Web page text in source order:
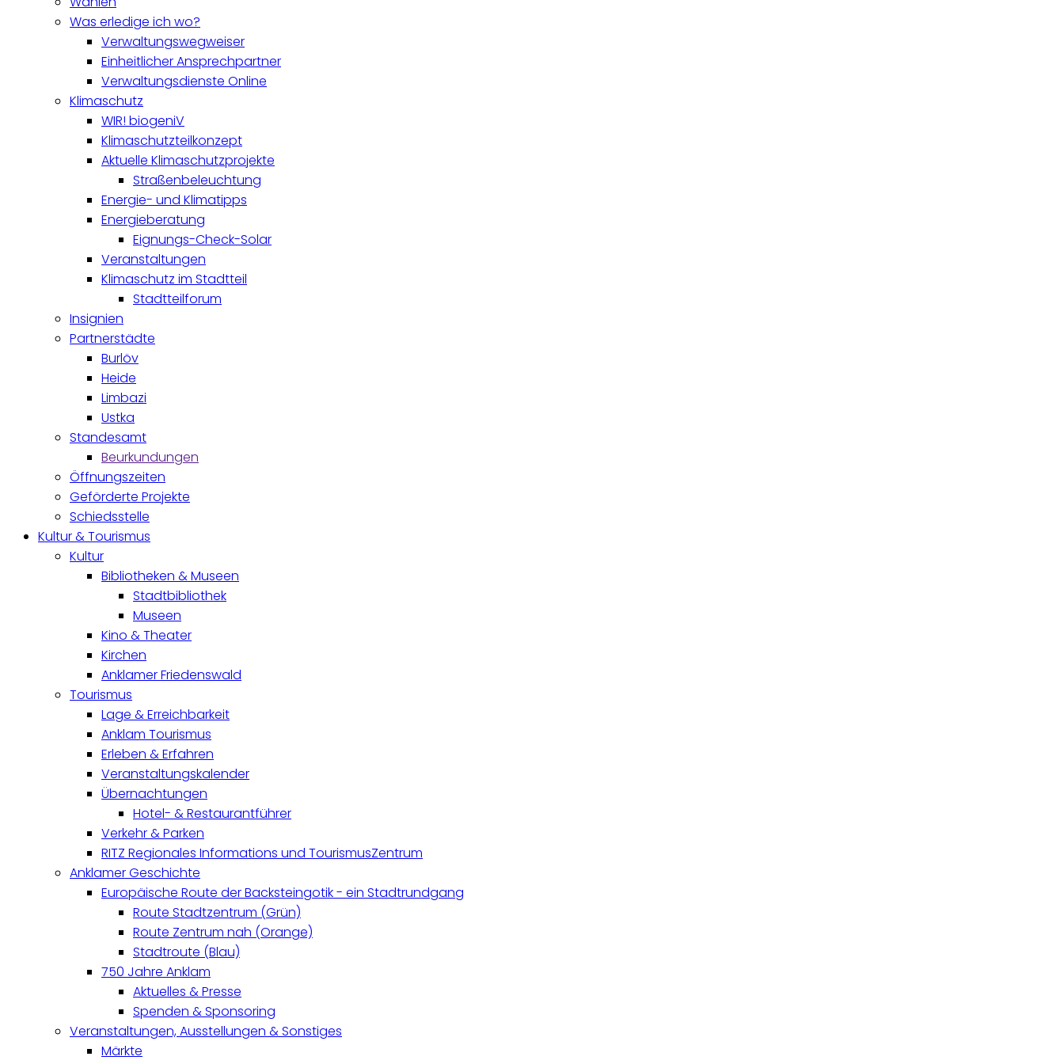
Was erledige ich wo?
Verwaltungswegweiser
Einheitlicher Ansprechpartner
Verwaltungsdienste Online
Klimaschutz
WIR! biogeniV
Klimaschutzteilkonzept
Aktuelle Klimaschutzprojekte
Straßenbeleuchtung
Energie- und Klimatipps
Energieberatung
Eignungs-Check-Solar
Veranstaltungen
Klimaschutz im Stadtteil
Stadtteilforum
Insignien
Partnerstädte
Burlöv
Heide
Limbazi
Ustka
Standesamt
Beurkundungen
Öffnungszeiten
Geförderte Projekte
Schiedsstelle
Kultur & Tourismus
Kultur
Bibliotheken & Museen
Stadtbibliothek
Museen
Kino & Theater
Kirchen
Anklamer Friedenswald
Tourismus
Lage & Erreichbarkeit
Anklam Tourismus
Erleben & Erfahren
Veranstaltungskalender
Übernachtungen
Hotel- & Restaurantführer
Verkehr & Parken
RITZ Regionales Informations und TourismusZentrum
Anklamer Geschichte
Europäische Route der Backsteingotik - ein Stadtrundgang
Route Stadtzentrum (Grün)
Route Zentrum nah (Orange)
Stadtroute (Blau)
750 Jahre Anklam
Aktuelles & Presse
Spenden & Sponsoring
Veranstaltungen, Ausstellungen & Sonstiges
Märkte